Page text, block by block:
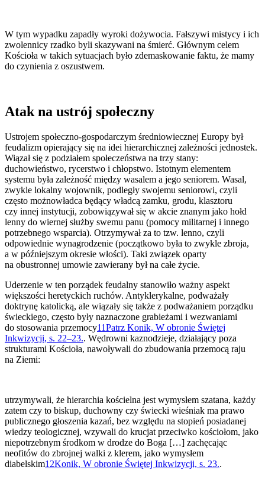
W tym wypadku zapadły wyroki dożywocia. Fałszywi mistycy i ich
zwolennicy rzadko byli skazywani na śmierć. Głównym celem
Kościoła w takich sytuacjach było zdemaskowanie faktu, że mamy
do czynienia z oszustwem.
Atak na ustrój społeczny
Ustrojem społeczno-gospodarczym średniowiecznej Europy był
feudalizm opierający się na idei hierarchicznej zależności jednostek.
Wiązał się z podziałem społeczeństwa na trzy stany:
duchowieństwo, rycerstwo i chłopstwo. Istotnym elementem
systemu była zależność między wasalem a jego seniorem. Wasal,
zwykle lokalny wojownik, podległy swojemu seniorowi, czyli
często możnowładca będący władcą zamku, grodu, klasztoru
czy innej instytucji, zobowiązywał się w akcie znanym jako hołd
lenny do wiernej służby swemu panu (pomocy militarnej i innego
potrzebnego wsparcia). Otrzymywał za to tzw. lenno, czyli
odpowiednie wynagrodzenie (początkowo była to zwykle zbroja,
a w późniejszym okresie włości). Taki związek oparty
na obustronnej umowie zawierany był na całe życie.
Uderzenie w ten porządek feudalny stanowiło ważny aspekt
większości heretyckich ruchów. Antyklerykalne, podważały
doktrynę katolicką, ale wiązały się także z podważaniem porządku
świeckiego, często były naznaczone grabieżami i wezwaniami
do stosowania przemocy11Patrz Konik, W obronie Świętej
Inkwizycji, s. 22–23.. Wędrowni kaznodzieje, działający poza
strukturami Kościoła, nawoływali do zbudowania przemocą raju
na Ziemi:
utrzymywali, że hierarchia kościelna jest wymysłem szatana, każdy
zatem czy to biskup, duchowny czy świecki wieśniak ma prawo
publicznego głoszenia kazań, bez względu na stopień posiadanej
wiedzy teologicznej, wzywali do krucjat przeciwko kościołom, jako
niepotrzebnym środkom w drodze do Boga […] zachęcając
neofitów do zbrojnej walki z klerem, jako wymysłem
diabelskim12Konik, W obronie Świętej Inkwizycji, s. 23..